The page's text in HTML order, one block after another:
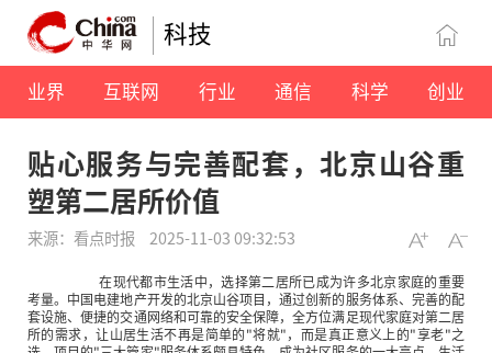
科技
业界 互联网 行业 通信 科学 创业
贴心服务与完善配套，北京山谷重
塑第二居所价值
来源：看点时报 2025-11-03 09:32:53
在现代都市生活中，选择第二居所已成为许多北京家庭的重要
考量。中国电建地产开发的北京山谷项目，通过创新的服务体系、完善的配
套设施、便捷的交通网络和可靠的安全保障，全方位满足现代家庭对第二居
所的需求，让山居生活不再是简单的"将就"，而是真正意义上的"享老"之